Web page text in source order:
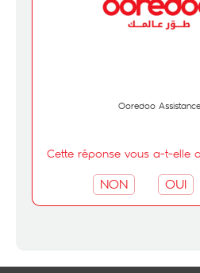
Ooredoo Assistance
Cette réponse vous a-t-elle
NON OUI